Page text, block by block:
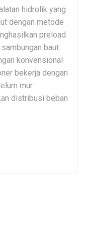
hidrolik yang
dengan metode
preload
baut.
konvensional
bekerja dengan
mur
distribusi beban